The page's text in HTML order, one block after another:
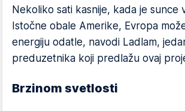
Nekoliko sati kasnije, kada je sunce
Istočne obale Amerike, Evropa
energiju odatle, navodi Ladlam,
preduzetnika koji predlažu ovaj
Brzinom svetlosti